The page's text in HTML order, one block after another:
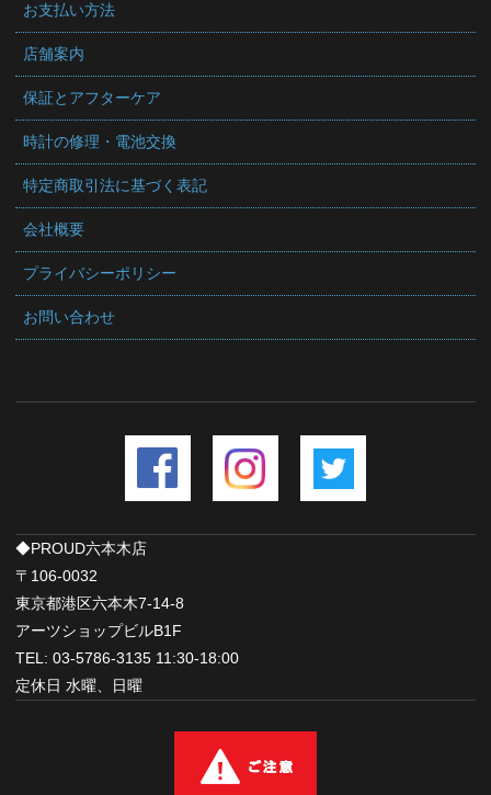
お支払い方法
店舗案内
保証とアフターケア
時計の修理・電池交換
特定商取引法に基づく表記
会社概要
プライバシーポリシー
お問い合わせ
◆PROUD六本木店
〒106-0032
東京都港区六本木7-14-8
アーツショップビルB1F
TEL: 03-5786-3135 11:30-18:00
定休日 水曜、日曜